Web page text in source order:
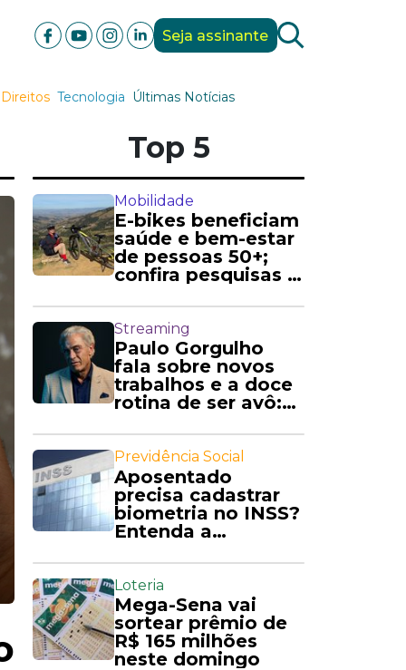
Seja assinante
Tecnologia Últimas Notícias
Top 5
Mobilidade
E-bikes beneficiam
saúde e bem-estar
de pessoas 50+;
confira pesquisas e
Streaming
Paulo Gorgulho
fala sobre novos
trabalhos e a doce
rotina de ser avô:
Previdência Social
Aposentado
precisa cadastrar
biometria no INSS?
Entenda a
Loteria
Mega-Sena vai
sortear prêmio de
R$ 165 milhões
neste domingo